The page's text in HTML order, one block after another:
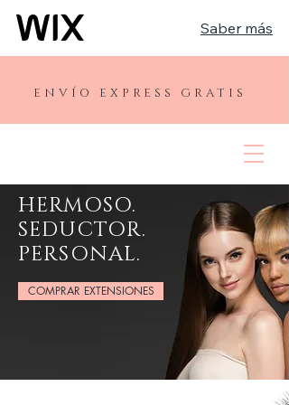
Saber más